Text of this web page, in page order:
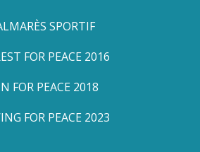
SPORTIF
FOR PEACE 2016
FOR PEACE 2018
FOR PEACE 2023